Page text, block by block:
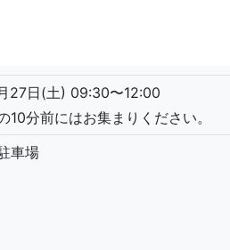
27日(土) 09:30〜12:00
10分前にはお集まりください。
車場